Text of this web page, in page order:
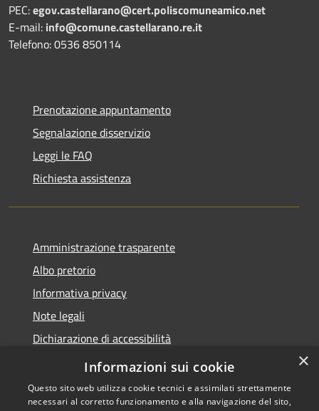
PEC:egov.castellarano@cert.poliscomuneamico.net
E-mail: info@comune.castellarano.re.it
Telefono: 0536 850114
Prenotazione appuntamento
Segnalazione disservizio
Leggi le FAQ
Richiesta assistenza
Amministrazione trasparente
Albo pretorio
Informativa privacy
Note legali
Dichiarazione di accessibilità
Piano di miglioramento del sito
×
Informazioni sui cookie
Questo sito web utilizza cookie tecnici e assimilati strettamente
necessari al corretto funzionamento e alla navigazione del sito,